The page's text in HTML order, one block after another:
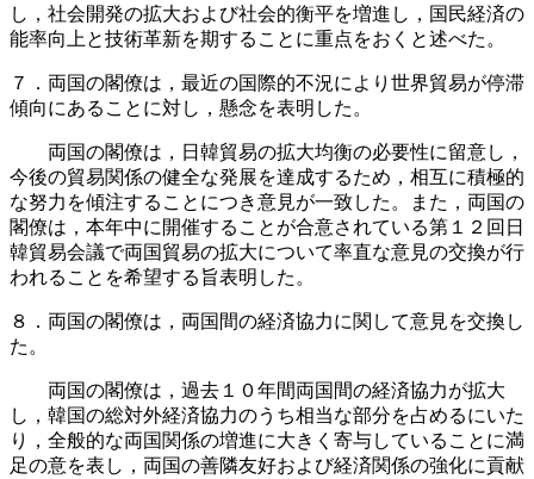
し，社会開発の拡大および社会的衡平を増進し，国民経済の
能率向上と技術革新を期することに重点をおくと述べた。
７．両国の閣僚は，最近の国際的不況により世界貿易が停滞
傾向にあることに対し，懸念を表明した。
両国の閣僚は，日韓貿易の拡大均衡の必要性に留意し，
今後の貿易関係の健全な発展を達成するため，相互に積極的
な努力を傾注することにつき意見が一致した。また，両国の
閣僚は，本年中に開催することが合意されている第１２回日
韓貿易会議で両国貿易の拡大について率直な意見の交換が行
われることを希望する旨表明した。
８．両国の閣僚は，両国間の経済協力に関して意見を交換し
た。
両国の閣僚は，過去１０年間両国間の経済協力が拡大
し，韓国の総対外経済協力のうち相当な部分を占めるにいた
り，全般的な両国関係の増進に大きく寄与していることに満
足の意を表し，両国の善隣友好および経済関係の強化に貢献